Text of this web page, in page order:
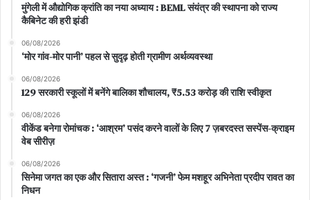
मुंगेली में औद्योगिक क्रांति का नया अध्याय : BEML संयंत्र की स्थापना को राज्य
कैबिनेट की हरी झंडी
06/08/2026
‘मोर गांव-मोर पानी’ पहल से सुदृढ़ होती ग्रामीण अर्थव्यवस्था
06/08/2026
129 सरकारी स्कूलों में बनेंगे बालिका शौचालय, ₹5.53 करोड़ की राशि स्वीकृत
06/08/2026
वीकेंड बनेगा रोमांचक : ‘आश्रम’ पसंद करने वालों के लिए 7 ज़बरदस्त सस्पेंस-क्राइम
वेब सीरीज़
06/08/2026
सिनेमा जगत का एक और सितारा अस्त : ‘गजनी’ फेम मशहूर अभिनेता प्रदीप रावत का
निधन